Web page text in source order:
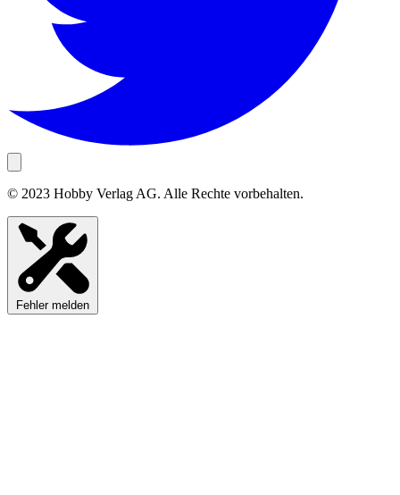
© 2023 Hobby Verlag AG. Alle Rechte vorbehalten.
Fehler melden